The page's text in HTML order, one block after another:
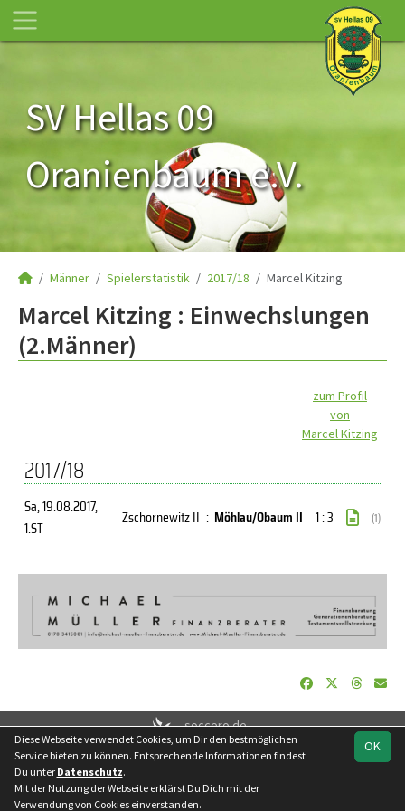
SV Hellas 09
Oranienbaum e.V.
Männer Spielerstatistik 2017/18 Marcel Kitzing
Marcel Kitzing : Einwechslungen
(2.Männer)
zum Profil
von
Marcel Kitzing
2017/18
Sa, 19.08.2017,
1.ST
Zschornewitz II : Möhlau/Obaum II 1 : 3 (1)
soccero.de
© 2006 - 2026
Besucherstatistik
Facebook
OK
Diese Webseite verwendet Cookies, um Dir den bestmöglichen
Service bieten zu können. Entsprechende Informationen findest
Du unter Datenschutz.
Mit der Nutzung der Webseite erklärst Du Dich mit der
Verwendung von Cookies einverstanden.